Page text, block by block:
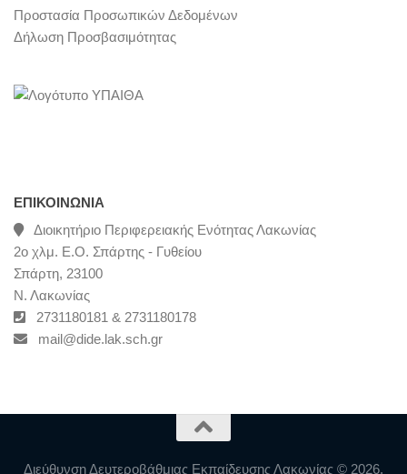
Προστασία Προσωπικών Δεδομένων
Δήλωση Προσβασιμότητας
ΕΠΙΚΟΙΝΩΝΊΑ
Διοικητήριο Περιφερειακής Ενότητας Λακωνίας
2ο χλμ. Ε.Ο. Σπάρτης - Γυθείου
Σπάρτη, 23100
Ν. Λακωνίας
2731180181 & 2731180178
mail@dide.lak.sch.gr
Διεύθυνση Δευτεροβάθμιας Εκπαίδευσης Λακωνίας © 2026.